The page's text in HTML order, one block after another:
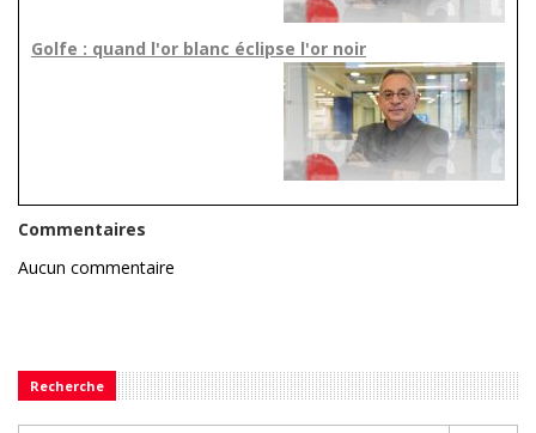
Golfe : quand l'or blanc éclipse l'or noir
Commentaires
Aucun commentaire
Recherche